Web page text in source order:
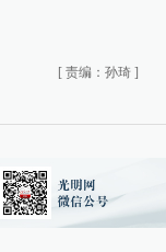
[ 责编：孙琦 ]